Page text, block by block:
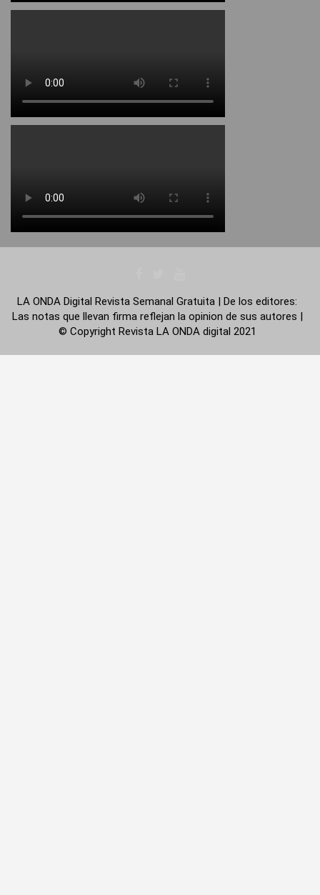
LA ONDA Digital Revista Semanal Gratuita | De los editores:
Las notas que llevan firma reflejan la opinion de sus autores |
© Copyright Revista LA ONDA digital 2021